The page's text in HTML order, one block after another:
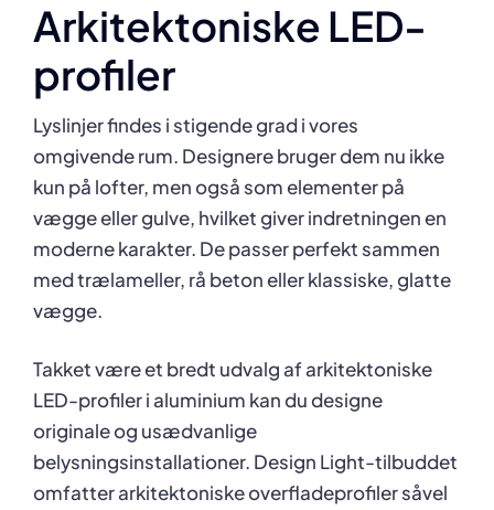
Arkitektoniske LED-
profiler
Lyslinjer findes i stigende grad i vores
omgivende rum. Designere bruger dem nu ikke
kun på lofter, men også som elementer på
vægge eller gulve, hvilket giver indretningen en
moderne karakter. De passer perfekt sammen
med trælameller, rå beton eller klassiske, glatte
vægge.
Takket være et bredt udvalg af arkitektoniske
LED-profiler i aluminium kan du designe
originale og usædvanlige
belysningsinstallationer. Design Light-tilbuddet
omfatter arkitektoniske overfladeprofiler såvel